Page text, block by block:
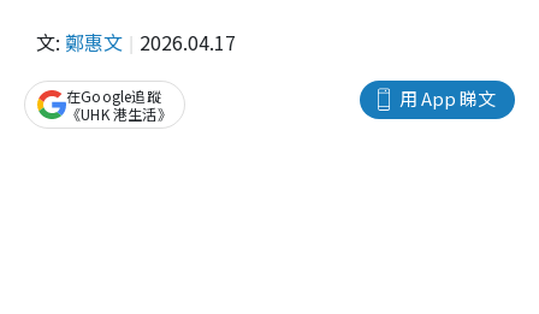
文: 鄭惠文 2026.04.17
用 App 睇文
在Google追蹤
《UHK 港生活》